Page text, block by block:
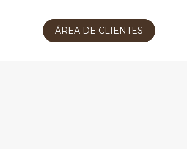
ÁREA DE CLIENTES